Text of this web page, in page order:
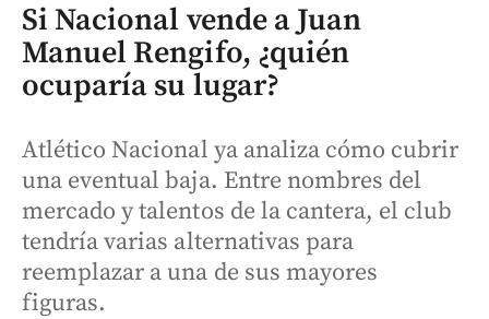
Si Nacional vende a Juan
Manuel Rengifo, ¿quién
ocuparía su lugar?
Atlético Nacional ya analiza cómo cubrir
una eventual baja. Entre nombres del
mercado y talentos de la cantera, el club
tendría varias alternativas para
reemplazar a una de sus mayores
figuras.